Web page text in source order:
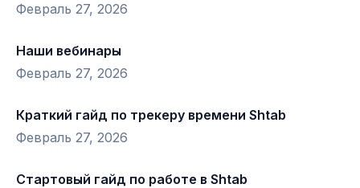
Февраль 27, 2026
Наши вебинары
Февраль 27, 2026
Краткий гайд по трекеру времени Shtab
Февраль 27, 2026
Стартовый гайд по работе в Shtab